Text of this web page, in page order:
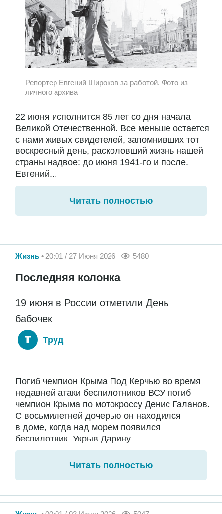
Репортер Евгений Широков за работой. Фото из
личного архива
22 июня исполнится 85 лет со дня начала
Великой Отечественной. Все меньше остается
с нами живых свидетелей, запомнивших тот
воскресный день, расколовший жизнь нашей
страны надвое: до июня 1941-го и после.
Евгений...
Читать полностью
Жизнь 20:01 / 27 Июня 2026 5480
Последняя колонка
19 июня в России отметили День
бабочек
Труд
Погиб чемпион Крыма Под Керчью во время
недавней атаки беспилотников ВСУ погиб
чемпион Крыма по мотокроссу Денис Галанов.
С восьмилетней дочерью он находился
в доме, когда над морем появился
беспилотник. Укрыв Дарину...
Читать полностью